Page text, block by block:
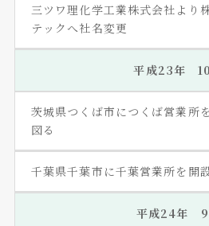
三ツワ理化学工業株式会社より
テックへ社名変更
平成23年
茨城県つくば市につくば営業所
図る
千葉県千葉市に千葉営業所を開
平成24年 9